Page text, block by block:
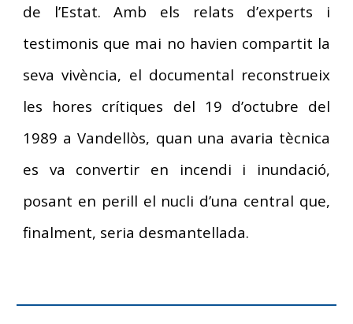
de l’Estat. Amb els relats d’experts i
testimonis que mai no havien compartit la
seva vivència, el documental reconstrueix
les hores crítiques del 19 d’octubre del
1989 a Vandellòs, quan una avaria tècnica
es va convertir en incendi i inundació,
posant en perill el nucli d’una central que,
finalment, seria desmantellada.